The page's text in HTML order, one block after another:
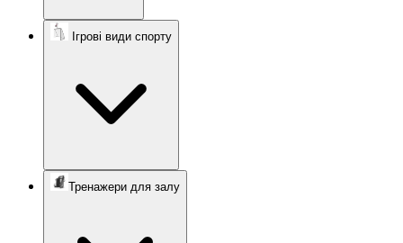
Ігрові види спорту
Тренажери для залу